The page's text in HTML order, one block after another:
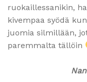
ruokaillessanikin,
kivempaa syödä
juomia silmillään,
paremmalta tällöin